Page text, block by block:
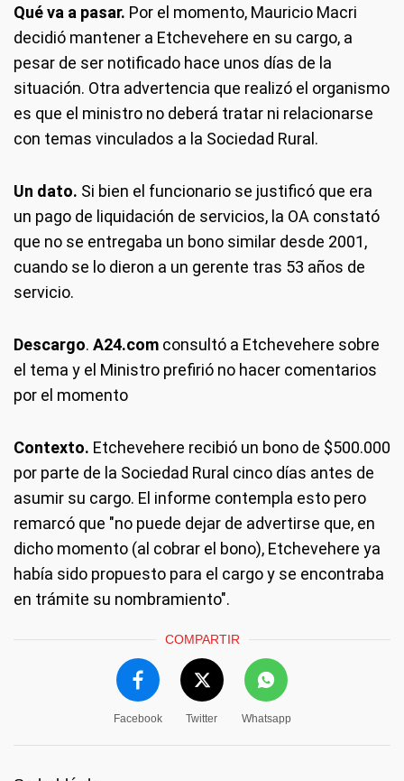
Qué va a pasar. Por el momento, Mauricio Macri
decidió mantener a Etchevehere en su cargo, a
pesar de ser notificado hace unos días de la
situación. Otra advertencia que realizó el organismo
es que el ministro no deberá tratar ni relacionarse
con temas vinculados a la Sociedad Rural.
Un dato. Si bien el funcionario se justificó que era
un pago de liquidación de servicios, la OA constató
que no se entregaba un bono similar desde 2001,
cuando se lo dieron a un gerente tras 53 años de
servicio.
Descargo. A24.com consultó a Etchevehere sobre
el tema y el Ministro prefirió no hacer comentarios
por el momento
Contexto. Etchevehere recibió un bono de $500.000
por parte de la Sociedad Rural cinco días antes de
asumir su cargo. El informe contempla esto pero
remarcó que "no puede dejar de advertirse que, en
dicho momento (al cobrar el bono), Etchevehere ya
había sido propuesto para el cargo y se encontraba
en trámite su nombramiento" .
COMPARTIR
Facebook Twitter Whatsapp